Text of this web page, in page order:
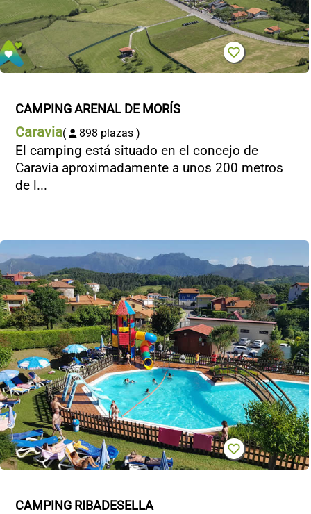
CAMPING ARENAL DE MORÍS
Caravia( 898 plazas )
El camping está situado en el concejo de
Caravia aproximadamente a unos 200 metros
de l...
CAMPING RIBADESELLA